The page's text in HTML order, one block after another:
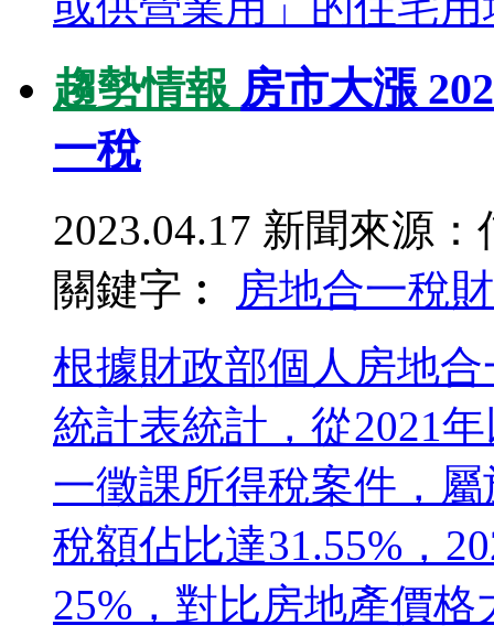
趨勢情報 房市大漲
一稅
2023.04.17 新聞來源：
關鍵字︰
房地合一稅
根據財政部個人房地
統計表統計，從2021
一徵課所得稅案件，
稅額佔比達31.55%，
25%，對比房地產價